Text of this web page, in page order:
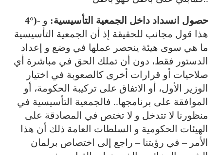
4°)- حصول انسداد داخل الجمعية التأسيسية: و
هذا قول مجانب للحقيقة إذ أن الجمعية التأسيسية
ما هي سوى هيئة ينحصر عملها في وضع و إعداد
الدستور فقط، دون أن تملك الحق في مباشرة أي
صلاحيات أو قرارات أخرى كالصعوبة في اختيار
الوزير الأول، أو الاتفاق على تركيبة الحكومة، أو
الموافقة على برنامجها.. فالجمعية التأسيسية في
منظورنا لا تتدخل و لا تختص في المصادقة على
الهيئات الحكومية و السلطات العامة ذلك أن هذا
الأمر – في رؤيتنا – راجع إلى اختصاص برلمان